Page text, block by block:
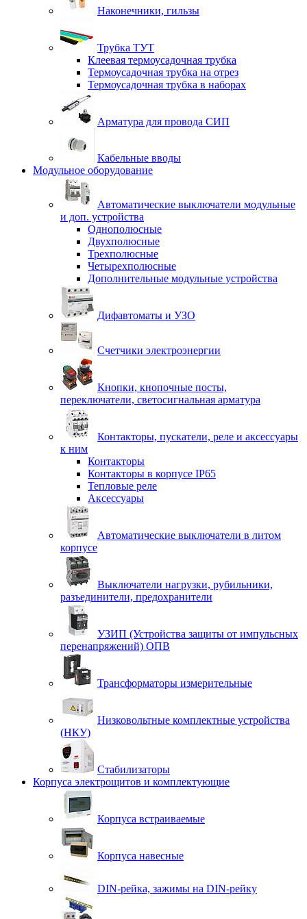
Наконечники, гильзы
Трубка ТУТ
Клеевая термоусадочная трубка
Термоусадочная трубка на отрез
Термоусадочная трубка в наборах
Арматура для провода СИП
Кабельные вводы
Модульное оборудование
Автоматические выключатели модульные
и доп. устройства
Однополюсные
Двухполюсные
Трехполюсные
Четырехполюсные
Дополнительные модульные устройства
Дифавтоматы и УЗО
Счетчики электроэнергии
Кнопки, кнопочные посты,
переключатели, светосигнальная арматура
Контакторы, пускатели, реле и аксессуары
к ним
Контакторы
Контакторы в корпусе IP65
Тепловые реле
Аксессуары
Автоматические выключатели в литом
корпусе
Выключатели нагрузки, рубильники,
разъединители, предохранители
УЗИП (Устройства защиты от импульсных
перенапряжений) ОПВ
Трансформаторы измерительные
Низковольтные комплектные устройства
(НКУ)
Стабилизаторы
Корпуса электрощитов и комплектующие
Корпуса встраиваемые
Корпуса навесные
DIN-рейка, зажимы на DIN-рейку